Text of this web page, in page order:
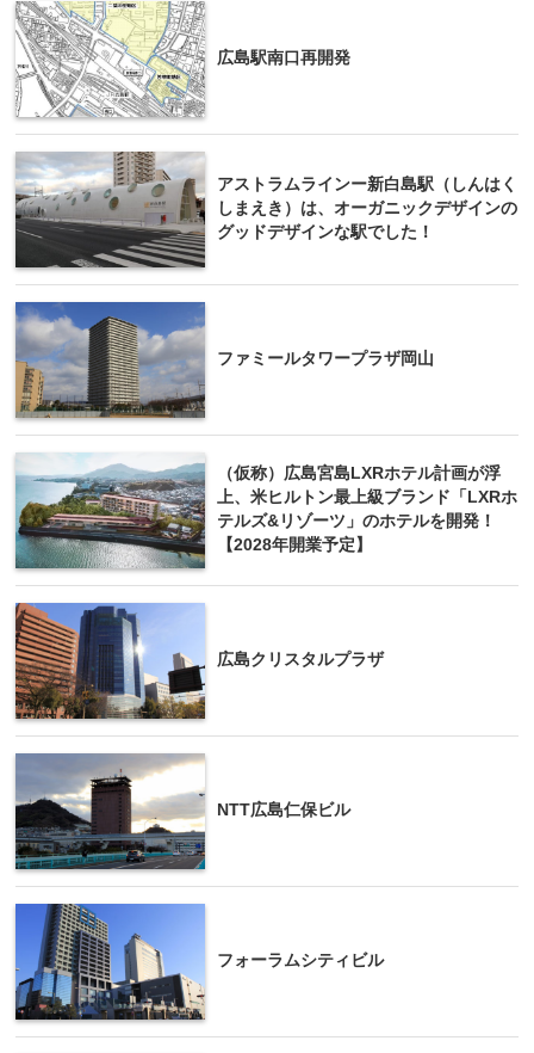
広島駅南口再開発
アストラムラインー新白島駅（しんはく
しまえき）は、オーガニックデザインの
グッドデザインな駅でした！
ファミールタワープラザ岡山
（仮称）広島宮島LXRホテル計画が浮
上、米ヒルトン最上級ブランド「LXRホ
テルズ&リゾーツ」のホテルを開発！
【2028年開業予定】
広島クリスタルプラザ
NTT広島仁保ビル
フォーラムシティビル